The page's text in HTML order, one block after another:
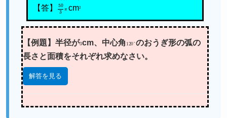
【答】 50 πcm2
【例題】半径が3cm、中心角 120°のおうぎ形の弧の
長さと面積をそれぞれ求めなさい。
解答を見る